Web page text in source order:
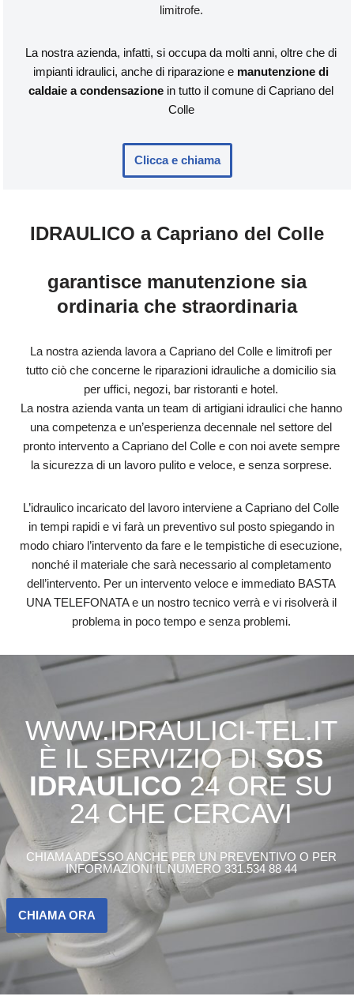
limitrofe.
La nostra azienda, infatti, si occupa da molti anni, oltre che di
impianti idraulici, anche di riparazione e manutenzione di
caldaie a condensazione in tutto il comune di Capriano del
Colle
Clicca e chiama
IDRAULICO a Capriano del Colle
garantisce manutenzione sia
ordinaria che straordinaria
La nostra azienda lavora a Capriano del Colle e limitrofi per
tutto ciò che concerne le riparazioni idrauliche a domicilio sia
per uffici, negozi, bar ristoranti e hotel.
La nostra azienda vanta un team di artigiani idraulici che hanno
una competenza e un’esperienza decennale nel settore del
pronto intervento a Capriano del Colle e con noi avete sempre
la sicurezza di un lavoro pulito e veloce, e senza sorprese.
L’idraulico incaricato del lavoro interviene a Capriano del Colle
in tempi rapidi e vi farà un preventivo sul posto spiegando in
modo chiaro l’intervento da fare e le tempistiche di esecuzione,
nonché il materiale che sarà necessario al completamento
dell’intervento. Per un intervento veloce e immediato BASTA
UNA TELEFONATA e un nostro tecnico verrà e vi risolverà il
problema in poco tempo e senza problemi.
WWW.IDRAULICI-TEL.IT
È IL SERVIZIO DISOS
IDRAULICO 24 ORE SU
24 CHE CERCAVI
CHIAMA ADESSO ANCHE PER UN PREVENTIVO O PER
INFORMAZIONI IL NUMERO 331.534 88 44
CHIAMA ORA